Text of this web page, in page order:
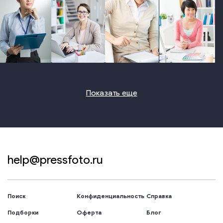
photo photo photo photo
Показать еще
help@pressfoto.ru
Поиск
Подборки
Конфиденциальность
Оферта
Справка
Блог